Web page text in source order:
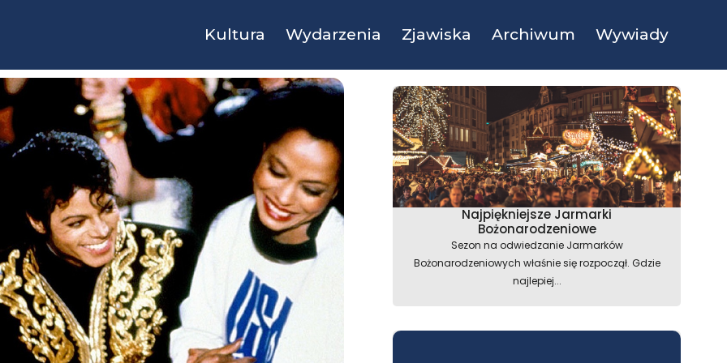
Kultura Wydarzenia Zjawiska Archiwum Wywiady
Najpiękniejsze Jarmarki
Bożonarodzeniowe
Sezon na odwiedzanie Jarmarków
Bożonarodzeniowych właśnie się rozpoczął. Gdzie
najlepiej...